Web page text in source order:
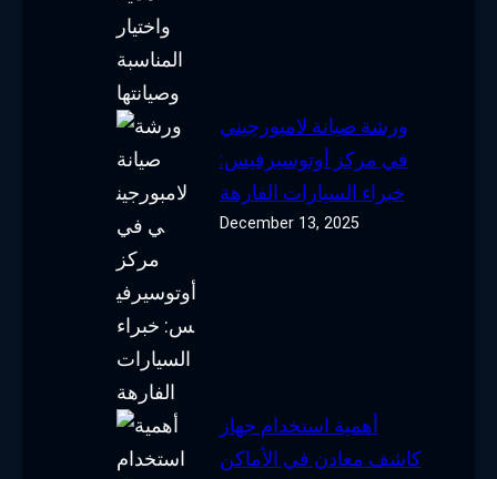
ورشة صيانة لامبورجيني
في مركز أوتوسيرفيس:
خبراء السيارات الفارهة
December 13, 2025
أهمية استخدام جهاز
كاشف معادن في الأماكن